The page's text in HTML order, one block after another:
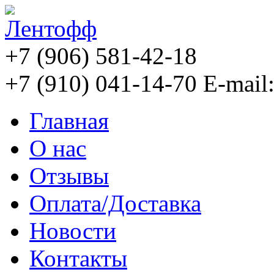
+7 (906) 581-42-18
+7 (910) 041-14-70 E-
Главная
О нас
Отзывы
Оплата/Доставка
Новости
Контакты